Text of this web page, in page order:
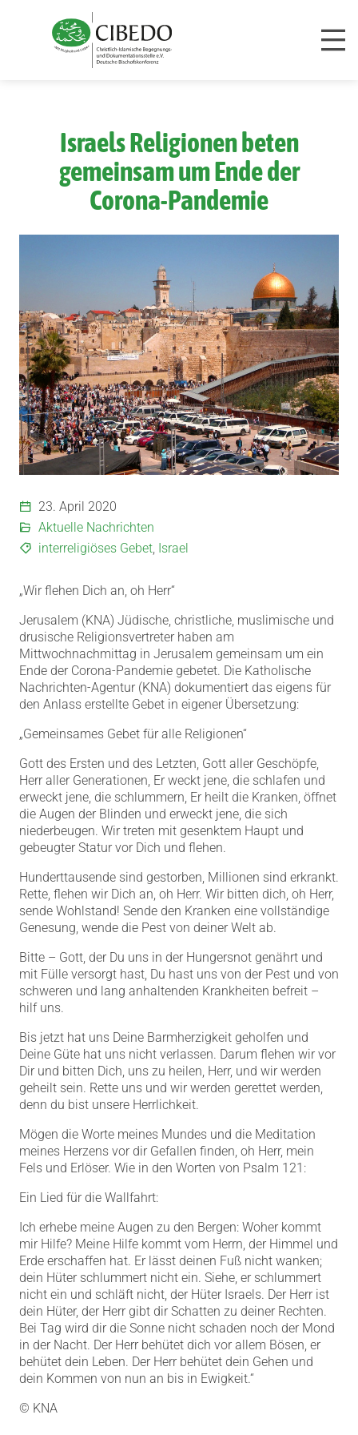
Israels Religionen beten
gemeinsam um Ende der
Corona-Pandemie
23. April 2020
Aktuelle Nachrichten
interreligiöses Gebet, Israel
„Wir flehen Dich an, oh Herr“
Jerusalem (KNA) Jüdische, christliche, muslimische und
drusische Religionsvertreter haben am
Mittwochnachmittag in Jerusalem gemeinsam um ein
Ende der Corona-Pandemie gebetet. Die Katholische
Nachrichten-Agentur (KNA) dokumentiert das eigens für
den Anlass erstellte Gebet in eigener Übersetzung:
„Gemeinsames Gebet für alle Religionen“
Gott des Ersten und des Letzten, Gott aller Geschöpfe,
Herr aller Generationen, Er weckt jene, die schlafen und
erweckt jene, die schlummern, Er heilt die Kranken, öffnet
die Augen der Blinden und erweckt jene, die sich
niederbeugen. Wir treten mit gesenktem Haupt und
gebeugter Statur vor Dich und flehen.
Hunderttausende sind gestorben, Millionen sind erkrankt.
Rette, flehen wir Dich an, oh Herr. Wir bitten dich, oh Herr,
sende Wohlstand! Sende den Kranken eine vollständige
Genesung, wende die Pest von deiner Welt ab.
Bitte – Gott, der Du uns in der Hungersnot genährt und
mit Fülle versorgt hast, Du hast uns von der Pest und von
schweren und lang anhaltenden Krankheiten befreit –
hilf uns.
Bis jetzt hat uns Deine Barmherzigkeit geholfen und
Deine Güte hat uns nicht verlassen. Darum flehen wir vor
Dir und bitten Dich, uns zu heilen, Herr, und wir werden
geheilt sein. Rette uns und wir werden gerettet werden,
denn du bist unsere Herrlichkeit.
Mögen die Worte meines Mundes und die Meditation
meines Herzens vor dir Gefallen finden, oh Herr, mein
Fels und Erlöser. Wie in den Worten von Psalm 121:
Ein Lied für die Wallfahrt:
Ich erhebe meine Augen zu den Bergen: Woher kommt
mir Hilfe? Meine Hilfe kommt vom Herrn, der Himmel und
Erde erschaffen hat. Er lässt deinen Fuß nicht wanken;
dein Hüter schlummert nicht ein. Siehe, er schlummert
nicht ein und schläft nicht, der Hüter Israels. Der Herr ist
dein Hüter, der Herr gibt dir Schatten zu deiner Rechten.
Bei Tag wird dir die Sonne nicht schaden noch der Mond
in der Nacht. Der Herr behütet dich vor allem Bösen, er
behütet dein Leben. Der Herr behütet dein Gehen und
dein Kommen von nun an bis in Ewigkeit.“
© KNA